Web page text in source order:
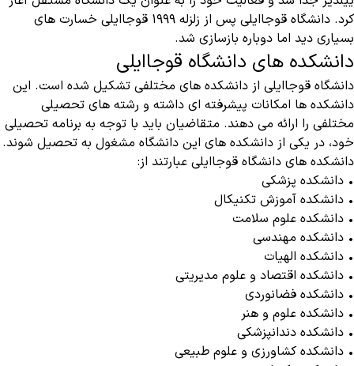
کرد. دانشگاه قوجاایلی پس از زلزله ۱۹۹۹ قوجاایلی خسارت های
بسیاری دید اما دوباره بازسازی شد.
دانشکده های دانشگاه قوجاایلی
دانشگاه قوجاایلی از دانشکده های مختلفی تشکیل شده است. این
دانشکده ها امکانات پیشرفته ای داشته و رشته های تحصیلی
مختلفی را ارائه می‌ دهند. متقاضیان باید با توجه به برنامه تحصیلی
خود، در یکی از دانشکده های این دانشگاه مشغول به تحصیل شوند‌‌.‌
دانشکده های دانشگاه قوجاایلی عبارتند از:
• دانشکده پزشکی
• دانشکده آموزش تکنیکال
• دانشکده علوم سلامت
• دانشکده مهندسی
• دانشکده الهیات
• دانشکده اقتصاد و علوم مدیریتی
• دانشکده فضانوردی
• دانشکده علوم و هنر
• دانشکده دندانپزشکی
• دانشکده کشاورزی و علوم طبیعی